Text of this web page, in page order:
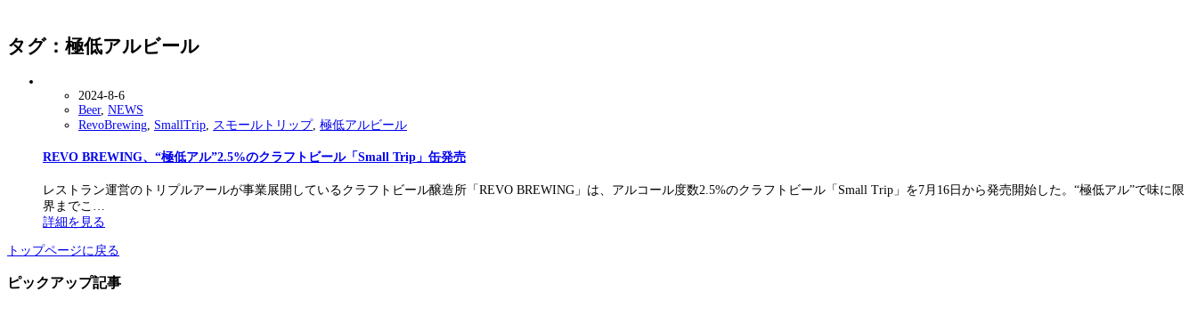
タグ：極低アルビール
2024-8-6
Beer, NEWS
RevoBrewing SmallTrip スモールトリップ, 極低アルビール
REVO BREWING、“極低アル”2.5%のクラフトビール「Small Trip」缶発売
レストラン運営のトリプルアールが事業展開しているクラフトビール醸造所「REVO BREWING」は、アルコール度数2.5%のクラフトビール「Small Trip」を7月16日から発売開始した。“極低アル”で味に限
界までこ…
詳細を見る
トップページに戻る
ピックアップ記事